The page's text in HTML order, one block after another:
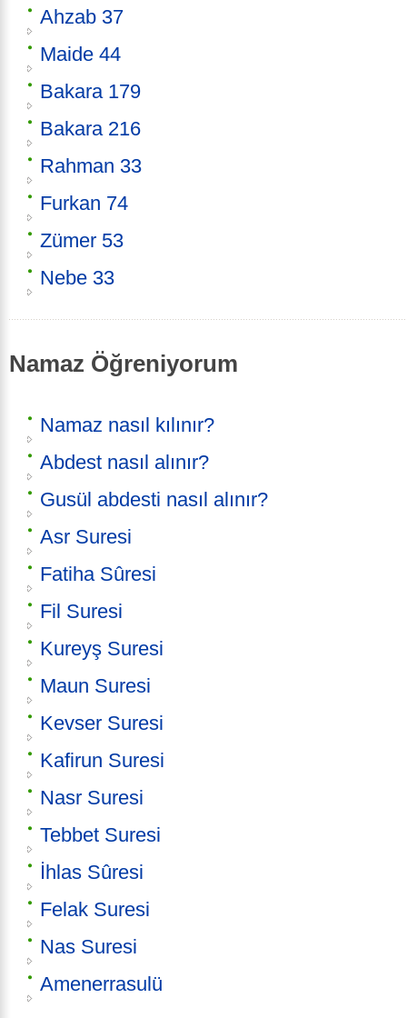
Ahzab 37
Maide 44
Bakara 179
Bakara 216
Rahman 33
Furkan 74
Zümer 53
Nebe 33
Namaz Öğreniyorum
Namaz nasıl kılınır?
Abdest nasıl alınır?
Gusül abdesti nasıl alınır?
Asr Suresi
Fatiha Sûresi
Fil Suresi
Kureyş Suresi
Maun Suresi
Kevser Suresi
Kafirun Suresi
Nasr Suresi
Tebbet Suresi
İhlas Sûresi
Felak Suresi
Nas Suresi
Amenerrasulü